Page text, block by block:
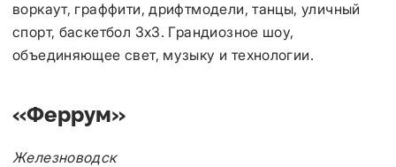
воркаут, граффити, дрифтмодели, танцы, уличный
спорт, баскетбол 3х3. Грандиозное шоу,
объединяющее свет, музыку и технологии.
«Феррум»
Железноводск